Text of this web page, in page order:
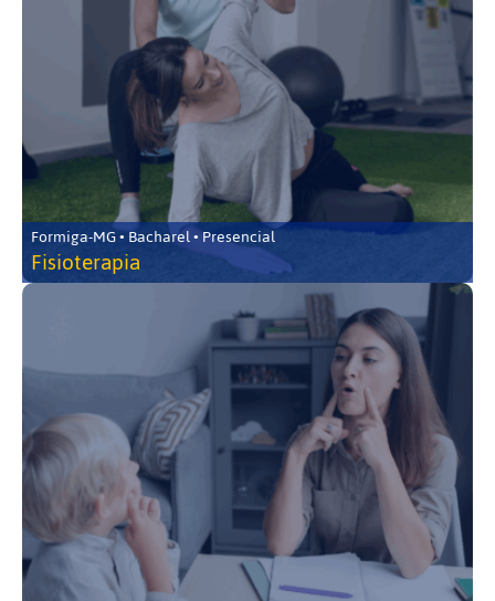
Formiga-MG • Bacharel • Presencial
Fisioterapia